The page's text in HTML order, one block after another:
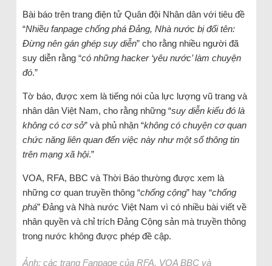
Bài báo trên trang điện tử Quân đội Nhân dân với tiêu đề
“Nhiều fanpage chống phá Đảng, Nhà nước bị đổi tên:
Đừng nên gán ghép suy diễn” cho rằng nhiều người đã
suy diễn rằng “có những hacker ‘yêu nước’ làm chuyện
đó.”
Tờ báo, được xem là tiếng nói của lực lượng vũ trang và
nhân dân Việt Nam, cho rằng những “suy diễn kiểu đó là
không có cơ sở” và phủ nhận “không có chuyện cơ quan
chức năng liên quan đến việc này như một số thông tin
trên mạng xã hội.”
VOA, RFA, BBC và Thời Báo thường được xem là
những cơ quan truyền thông “chống cộng” hay “chống
phá” Đảng và Nhà nước Việt Nam vì có nhiều bài viết về
nhân quyền và chỉ trích Đảng Cộng sản mà truyền thông
trong nước không được phép đề cập.
Ảnh: các trang Fanpage của RFA, VOA BBC và